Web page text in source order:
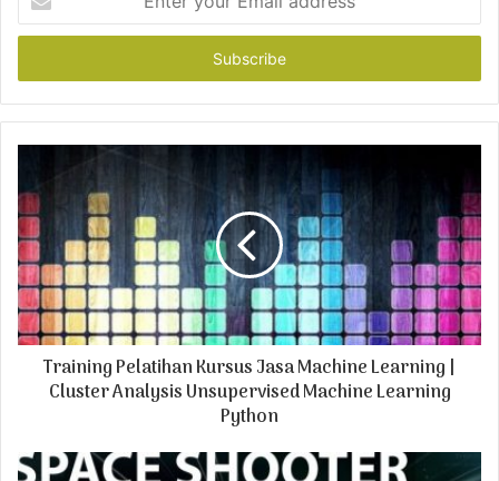
t
r
y
E
m
a
i
l
a
d
s
Training Pelatihan Kursus Jasa Machine Learning |
Cluster Analysis Unsupervised Machine Learning
Python